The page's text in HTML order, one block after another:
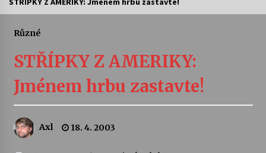
kapkou
Veselí muzikanti
Různé
STŘÍPKY Z AMERIKY:
Jménem hrbu zastavte!
Axl 18. 4. 2003